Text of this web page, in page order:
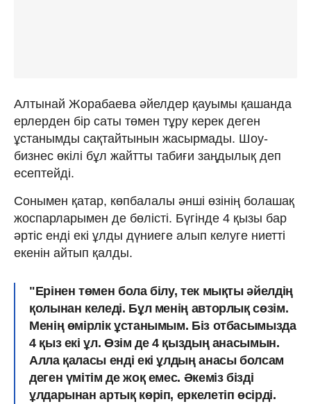
Алтынай Жорабаева әйелдер қауымы қашанда
ерлерден бір саты төмен тұру керек деген
ұстанымды сақтайтынын жасырмады. Шоу-
бизнес өкілі бұл жайтты табиғи заңдылық деп
есептейді.
Сонымен қатар, көпбалалы әнші өзінің болашақ
жоспарларымен де бөлісті. Бүгінде 4 қызы бар
әртіс енді екі ұлды дүниеге алып келуге ниетті
екенін айтып қалды.
"Ерінен төмен бола білу, тек мықты әйелдің
қолынан келеді. Бұл менің авторлық сөзім.
Менің өмірлік ұстанымым. Біз отбасымызда
4 қыз екі ұл. Өзім де 4 қыздың анасымын.
Алла қаласы енді екі ұлдың анасы болсам
деген үмітім де жоқ емес. Әкеміз бізді
ұлдарынан артық көріп, еркелетіп өсірді.